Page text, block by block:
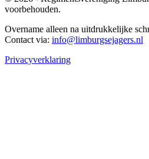
voorbehouden.
Overname alleen na uitdrukkelijke
Contact via: info@limburgsejagers.nl
Privacyverklaring